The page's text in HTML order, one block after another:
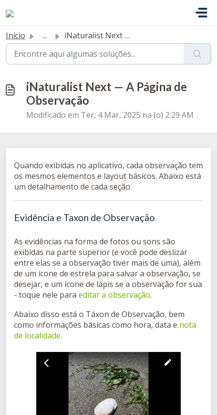
Início ... iNaturalist Next — A Página de Observação
iNaturalist Next — A Página de
Observação
Modificado em Ter, 4 Mar, 2025 na (o) 2:29 AM
Quando exibidas no aplicativo, cada observação tem
os mesmos elementos e layout básicos. Abaixo está
um detalhamento de cada seção.
Evidência e Taxon de Observação
As evidências na forma de fotos ou sons são
exibidas na parte superior (e você pode deslizar
entre elas se a observação tiver mais de uma), além
de um ícone de estrela para salvar a observação, se
desejar, e um ícone de lápis se a observação for sua
- toque nele para editar a observação.
Abaixo disso está o Táxon de Observação, bem
como informações básicas como hora, data e nota
de localidade.